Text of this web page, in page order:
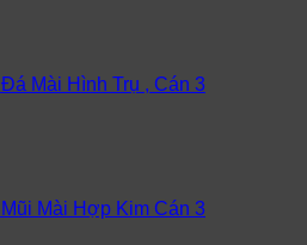
Đá Mài Hình Trụ , Cán 3
Mũi Mài Hợp Kim Cán 3